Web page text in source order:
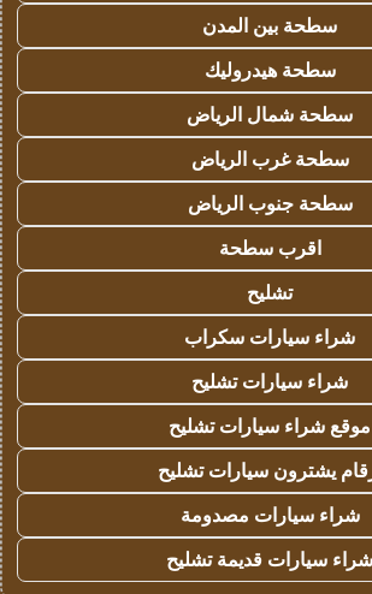
سطحة بين المدن
سطحة هيدروليك
سطحة شمال الرياض
سطحة غرب الرياض
سطحة جنوب الرياض
اقرب سطحة
تشليح
شراء سيارات سكراب
شراء سيارات تشليح
موقع شراء سيارات تشليح
يشترون سيارات تشليح
شراء سيارات مصدومة
شراء سيارات قديمة تشليح